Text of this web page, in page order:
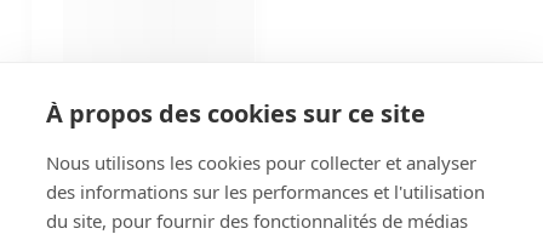
À propos des cookies sur ce site
Nous utilisons les cookies pour collecter et analyser
des informations sur les performances et l'utilisation
du site, pour fournir des fonctionnalités de médias